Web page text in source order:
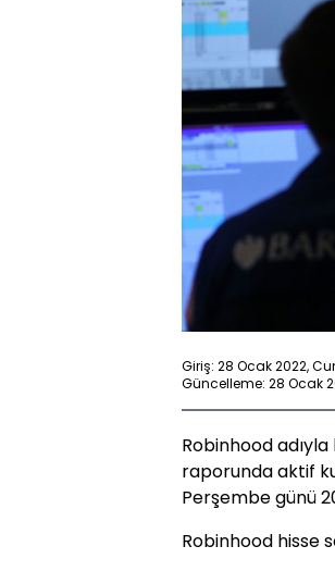
Giriş: 28 Ocak 2022,
Güncelleme: 28 Ocak
Robinhood
raporunda aktif
Perşembe günü
Robinhood hisse